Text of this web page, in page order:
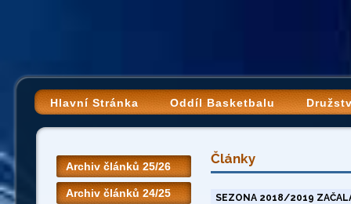
Hlavní Stránka Oddíl Basketbalu
Archiv článků 25/26
Archiv článků 24/25
Články
SEZONA 2018/2019